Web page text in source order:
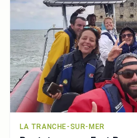
LA TRANCHE-SUR-MER